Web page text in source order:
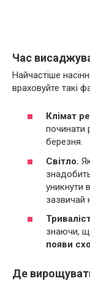
Час
Найчастіше
враховуйте такі
Клімат
починати
березня.
Світло.
уникнути
зазвичай
знаючи,
появи
Де